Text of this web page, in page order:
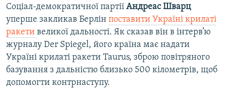
Соціал-демократичної партії Андреас Шварц
уперше закликав Берлін поставити Україні крилаті
ракети великої дальності. Як сказав він в інтерв’ю
журналу Der Spiegel, його країна має надати
Україні крилаті ракети Taurus, зброю повітряного
базування з дальністю близько 500 кілометрів, щоб
допомогти контрнаступу.